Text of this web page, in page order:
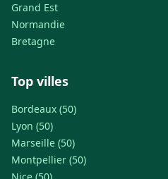
Grand Est
Normandie
Bretagne
Top villes
Bordeaux (50)
Lyon (50)
Marseille (50)
Montpellier (50)